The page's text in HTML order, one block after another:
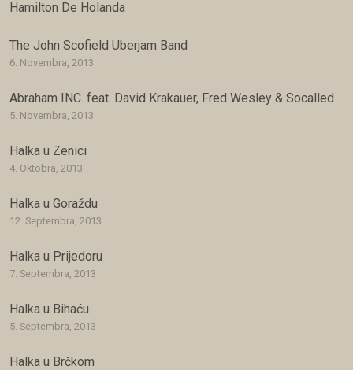
Hamilton De Holanda
The John Scofield Uberjam Band
6. Novembra, 2013
Abraham INC. feat. David Krakauer, Fred Wesley & Socalled
5. Novembra, 2013
Halka u Zenici
4. Oktobra, 2013
Halka u Goraždu
12. Septembra, 2013
Halka u Prijedoru
7. Septembra, 2013
Halka u Bihaću
5. Septembra, 2013
Halka u Brčkom